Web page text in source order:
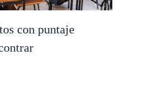
con puntaje